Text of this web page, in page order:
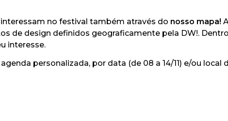
no festival também através do nosso mapa!
de design definidos geograficamente pela DW!.
interesse.
personalizada, por data (de 08 a 14/11) e/ou local